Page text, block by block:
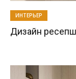
ИНТЕРЬЕР
Дизайн